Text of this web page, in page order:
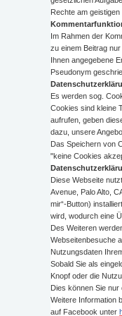
Rechte am
Im Rahmen der
zu einem Beitrag
Ihnen angegebene
Pseudonym
Es werden sog.
Cookies sind kleine
aufrufen, geben
dazu, unsere
Das Speichern von
"keine Cookies
Diese Webseite
Avenue, Palo Alto,
mir“-Button)
wird, wodurch eine
Des Weiteren
Webseitenbesuche
Nutzungsdaten
Sobald Sie als
Knopf oder die
Dies können Sie
Weitere Information
auf Facebook unter